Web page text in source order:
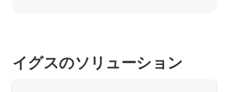
イグスのソリューション